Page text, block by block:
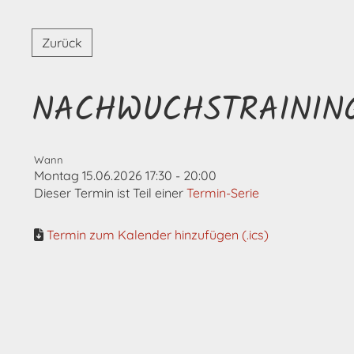
Zurück
Wann
Montag 15.06.2026 17:30 - 20:00
Dieser Termin ist Teil einer Termin-Serie
Termin zum Kalender hinzufügen (.ics)